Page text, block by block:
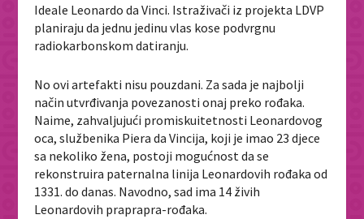
Ideale Leonardo da Vinci. Istraživači iz projekta LDVP
planiraju da jednu jedinu vlas kose podvrgnu
radiokarbonskom datiranju.
No ovi artefakti nisu pouzdani. Za sada je najbolji
način utvrđivanja povezanosti onaj preko rođaka.
Naime, zahvaljujući promiskuitetnosti Leonardovog
oca, službenika Piera da Vincija, koji je imao 23 djece
sa nekoliko žena, postoji mogućnost da se
rekonstruira paternalna linija Leonardovih rođaka od
1331. do danas. Navodno, sad ima 14 živih
Leonardovih praprapra-rođaka.